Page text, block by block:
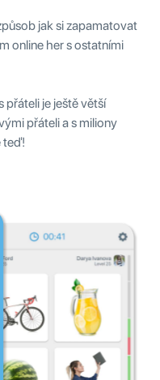
jak si zapamatovat
online her s ostatními
přáteli je ještě větší
přáteli a s miliony
teď!